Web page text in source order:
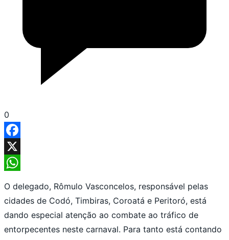
0
Facebook
X
O delegado, Rômulo Vasconcelos, responsável pelas
cidades de Codó, Timbiras, Coroatá e Peritoró, está
dando especial atenção ao combate ao tráfico de
entorpecentes neste carnaval. Para tanto está contando